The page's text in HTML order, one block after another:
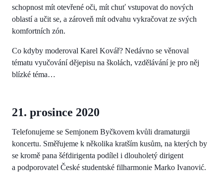
schopnost mít otevřené oči, mít chuť vstupovat do nových
oblastí a učit se, a zároveň mít odvahu vykračovat ze svých
komfortních zón.
Co kdyby moderoval Karel Kovář? Nedávno se věnoval
tématu vyučování dějepisu na školách, vzdělávání je pro něj
blízké téma…
21. prosince 2020
Telefonujeme se Semjonem Byčkovem kvůli dramaturgii
koncertu. Směřujeme k několika kratším kusům, na kterých by
se kromě pana šéfdirigenta podílel i dlouholetý dirigent
a podporovatel České studentské filharmonie Marko Ivanović.